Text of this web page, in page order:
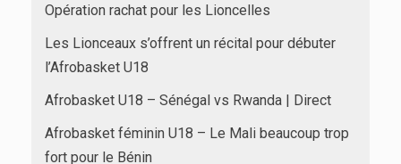
Opération rachat pour les Lioncelles
Les Lionceaux s’offrent un récital pour débuter
l’Afrobasket U18
Afrobasket U18 – Sénégal vs Rwanda | Direct
Afrobasket féminin U18 – Le Mali beaucoup trop
fort pour le Bénin